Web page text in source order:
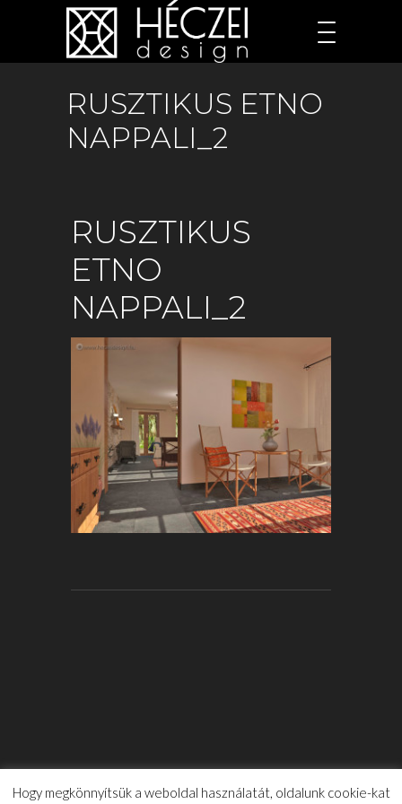
RUSZTIKUS ETNO
NAPPALI_2
RUSZTIKUS
ETNO
NAPPALI_2
Hogy megkönnyítsük a weboldal használatát, oldalunk cookie-kat